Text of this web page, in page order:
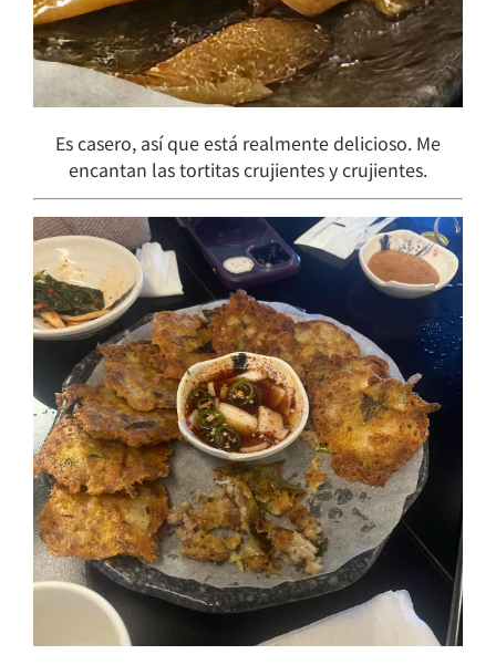
Es casero, así que está realmente delicioso. Me
encantan las tortitas crujientes y crujientes.